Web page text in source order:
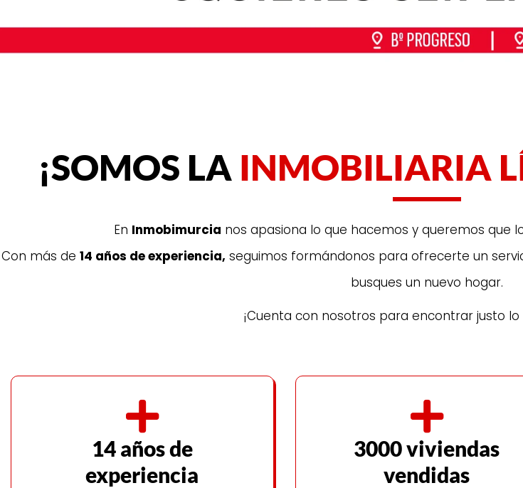
¡SOMOS LA INMOBILIARIA
En Inmobimurcia nos apasiona lo que hacemos y queremos que
Con más de 14 años de experiencia, seguimos formándonos para ofrecerte un
busques un nuevo hogar.
¡Cuenta con nosotros para encontrar justo lo
14 años de
experiencia
3000 viviendas
vendidas